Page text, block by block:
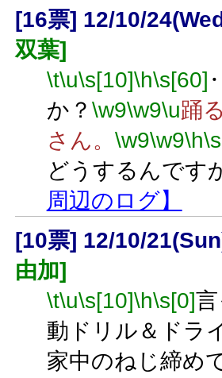
[16票] 12/10/
双葉]
\t\u\s[10]\h\s[60]
か？ \w9\w9\u踊
さん。 \w9\w9\h
どうするんです
周辺のログ】
[10票] 12/10/
由加]
\t\u\s[10]\h\s[0]
動ドリル＆ドラ
家中のねじ締め